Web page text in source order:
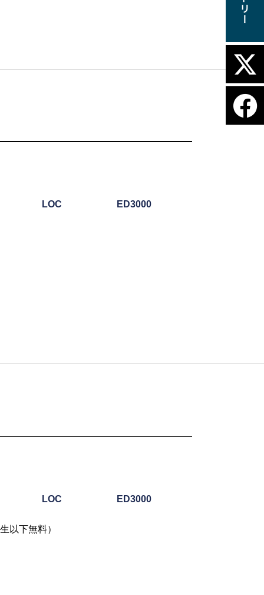
LOC ED3000
LOC ED3000
以下無料）